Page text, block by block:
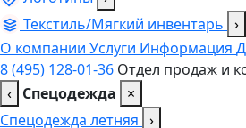
Текстиль/Мягкий инвентарь ›
О компании Услуги Информация
8 (495) 128-01-36 Отдел продаж и
‹ Спецодежда
×
Спецодежда летняя ›